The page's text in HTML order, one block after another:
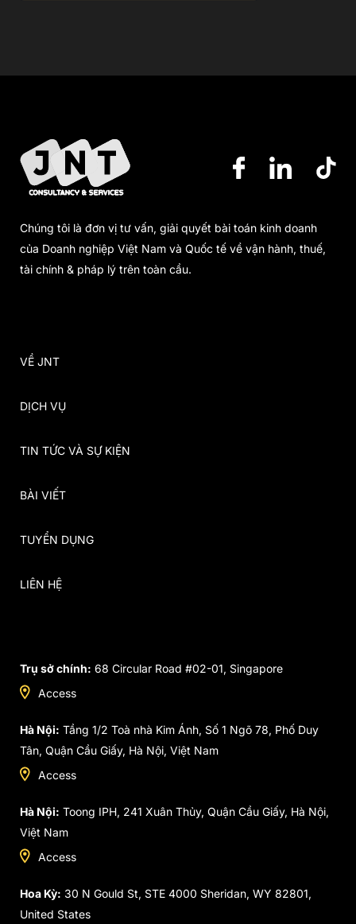
Chúng tôi là đơn vị tư vấn, giải quyết bài toán kinh doanh
của Doanh nghiệp Việt Nam và Quốc tế về vận hành, thuế,
tài chính & pháp lý trên toàn cầu.
VỀ JNT
DỊCH VỤ
TIN TỨC VÀ SỰ KIỆN
BÀI VIẾT
TUYỂN DỤNG
LIÊN HỆ
Trụ sở chính: 68 Circular Road #02-01, Singapore
Access
Hà Nội: Tầng 1/2 Toà nhà Kim Ánh, Số 1 Ngõ 78, Phố Duy
Tân, Quận Cầu Giấy, Hà Nội, Việt Nam
Access
Hà Nội: Toong IPH, 241 Xuân Thủy, Quận Cầu Giấy, Hà Nội,
Việt Nam
Access
Hoa Kỳ: 30 N Gould St, STE 4000 Sheridan, WY 82801,
United States